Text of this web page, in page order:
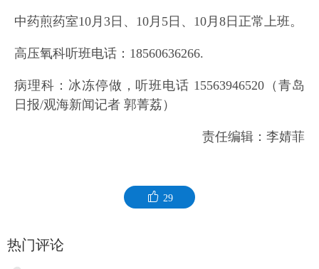
中药煎药室10月3日、10月5日、10月8日正常上班。
高压氧科听班电话：18560636266.
病理科：冰冻停做，听班电话 15563946520（青岛
日报/观海新闻记者 郭菁荔）
责任编辑：李婧菲
29
热门评论